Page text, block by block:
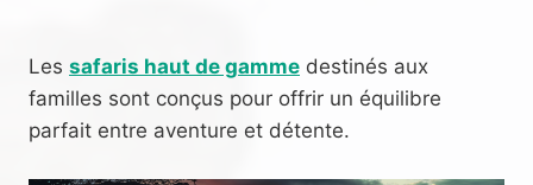
Les safaris haut de gamme destinés aux
familles sont conçus pour offrir un équilibre
parfait entre aventure et détente.